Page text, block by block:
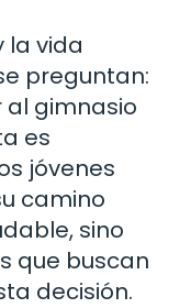
la vida
preguntan:
al gimnasio
es
jóvenes
camino
sino
que buscan
decisión.